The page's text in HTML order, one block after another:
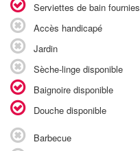
Serviettes de bain fournies
Accès handicapé
Jardin
Sèche-linge disponible
Baignoire disponible
Douche disponible
Barbecue